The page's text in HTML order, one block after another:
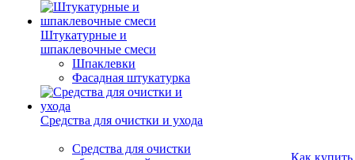
Штукатурные и
шпаклевочные смеси
Шпаклевки
Фасадная штукатурка
Средства для очистки и ухода
Средства для очистки
Как купить